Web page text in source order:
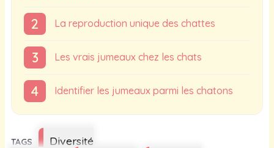
La reproduction unique des chattes
Les vrais jumeaux chez les chats
Identifier les jumeaux parmi les chatons
Étiquettes
Diversité